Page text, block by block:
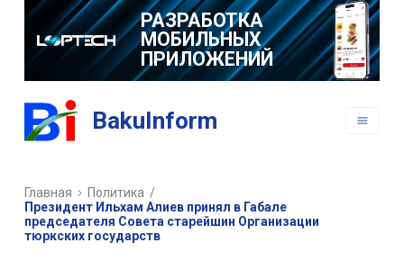
РАЗРАБОТКА
МОБИЛЬНЫХ
ПРИЛОЖЕНИЙ
BakuInform
Главная Политика /
Президент Ильхам Алиев принял в Габале
председателя Совета старейшин Организации
тюркских государств